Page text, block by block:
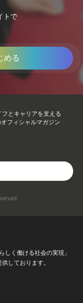
トで
める
とキャリアを支える
フィシャルマガジン
く働ける社会の実現」
しております。